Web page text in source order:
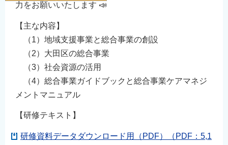
力をお願いいたします 📣
【主な内容】
（1）地域支援事業と総合事業の創設
（2）大田区の総合事業
（3）社会資源の活用
（4）総合事業ガイドブックと総合事業ケアマネジ
メントマニュアル
【研修テキスト】
研修資料データダウンロード用（PDF）（PDF：5,1
日本語
English
简体中文
繁體中文
한국어